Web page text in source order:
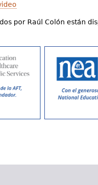
Libros & Autores
Videos
Más recursos
por Raúl Colón están